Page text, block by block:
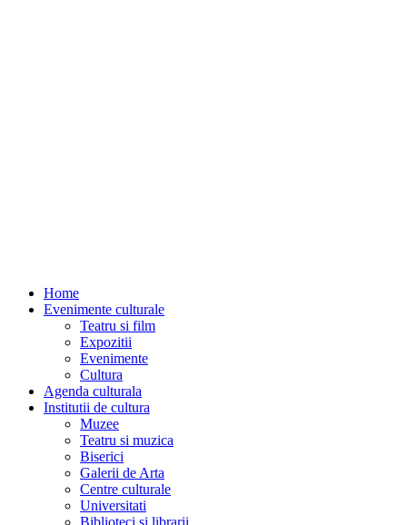
Home
Evenimente culturale
Teatru si film
Expozitii
Evenimente
Cultura
Agenda culturala
Institutii de cultura
Muzee
Teatru si muzica
Biserici
Galerii de Arta
Centre culturale
Universitati
Biblioteci si librarii